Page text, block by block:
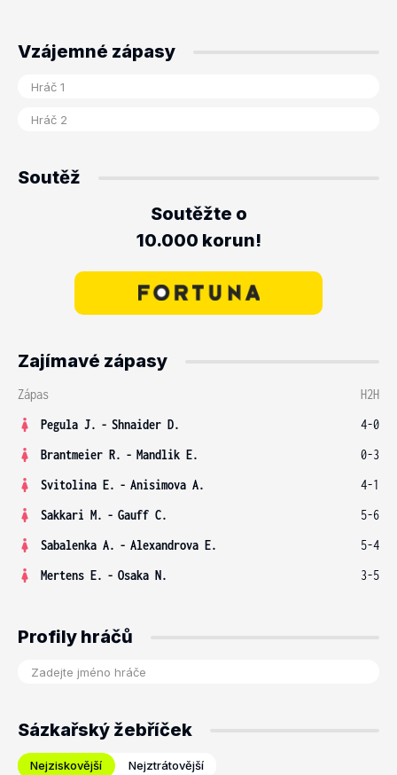
Vzájemné zápasy
Soutěž
Soutěžte o
10.000 korun!
Zajímavé zápasy
Zápas
H2H
Pegula J. - Shnaider D.
4-0
Brantmeier R. - Mandlik E.
0-3
Svitolina E. - Anisimova A.
4-1
Sakkari M. - Gauff C.
5-6
Sabalenka A. - Alexandrova E.
5-4
Mertens E. - Osaka N. 3-5
Profily hráčů
Sázkařský žebříček
Nejziskovější Nejztrátovější